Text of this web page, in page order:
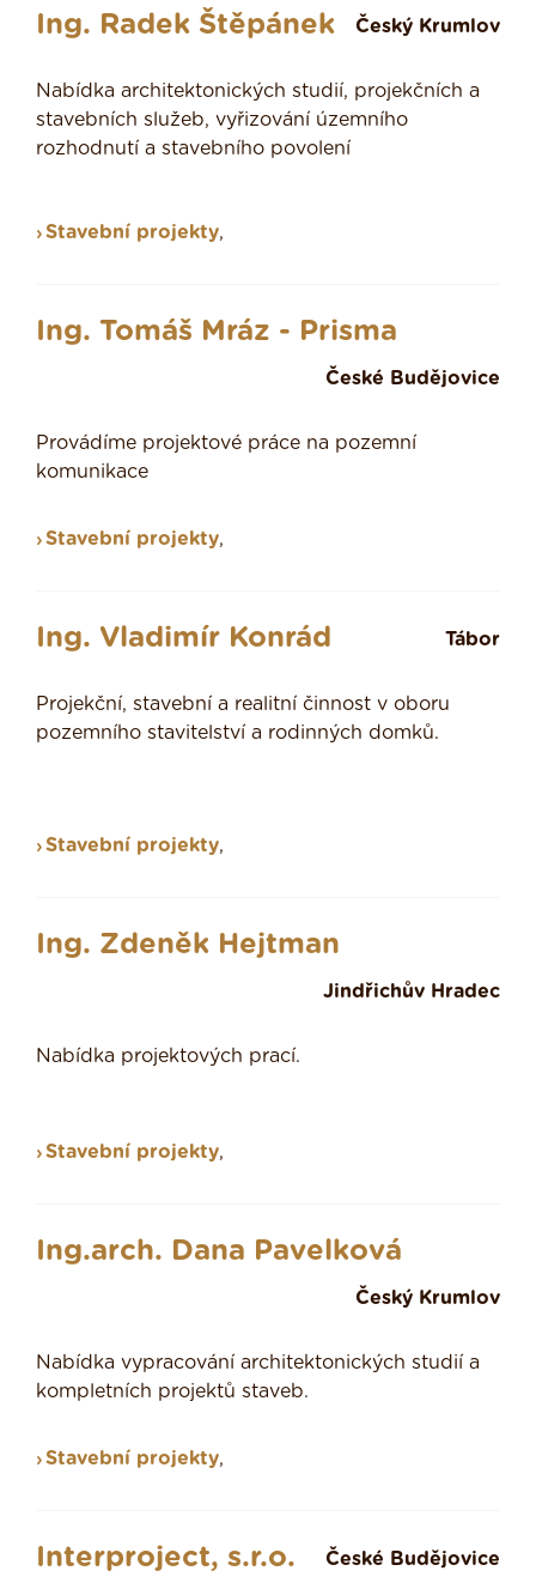
Ing. Radek Štěpánek Český Krumlov
Nabídka architektonických studií, projekčních a
stavebních služeb, vyřizování územního
rozhodnutí a stavebního povolení
Stavební projekty,
Ing. Tomáš Mráz - Prisma
České Budějovice
Provádíme projektové práce na pozemní
komunikace
Stavební projekty,
Ing. Vladimír Konrád Tábor
Projekční, stavební a realitní činnost v oboru
pozemního stavitelství a rodinných domků.
Stavební projekty,
Ing. Zdeněk Hejtman
Jindřichův Hradec
Nabídka projektových prací.
Stavební projekty,
Ing.arch. Dana Pavelková
Český Krumlov
Nabídka vypracování architektonických studií a
kompletních projektů staveb.
Stavební projekty,
Interproject, s.r.o. České Budějovice